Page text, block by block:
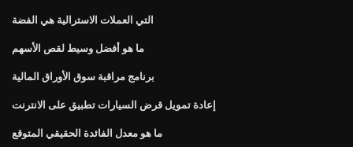
التي العملات الاسترالية هي الفضة
ما هو أفضل وسيط لقص الأسهم
برنامج مراقبة سوق الأوراق المالية
إعادة تمويل قرض السيارات تطبيق على الانترنت
ما هو معدل الفائدة الحقيقي المتوقع